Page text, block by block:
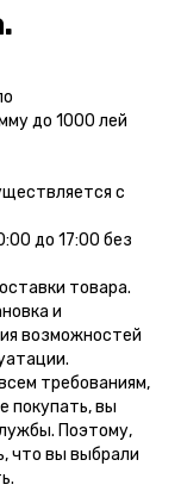
до 1000 лей
с
до 17:00 без
товара.
и
возможностей
требованиям,
покупать, вы
Поэтому,
что вы выбрали